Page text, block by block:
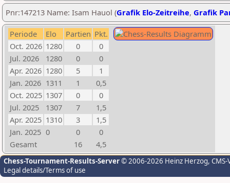
Pnr:147213 Name: Isam Hauol (Grafik Elo-Zeitreihe, Grafik
Periode Elo Partien Pkt.
Oct. 2026 1280 0
0
Jul. 2026
1280 0
0
Apr. 2026 1280 5
1
Jan. 2026 1311 1
0,5
Oct. 2025 1307 0
0
Jul. 2025
1307 7
1,5
Apr. 2025 1310 3
1,5
Jan. 2025 0 0
0
Gesamt
16 4,5
Chess-Tournament-Results-Server© 2006-2026 Heinz Herzog,
Legal details/Terms of use